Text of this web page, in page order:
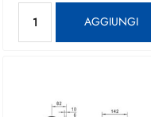
AGGIUNGI